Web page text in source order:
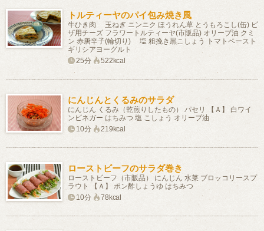
トルティーヤのパイ包み焼き風
牛ひき肉 玉ねぎ ニンニク ほうれん草 とうもろこし(缶) ピ
ザ用チーズ フラワートルティーヤ(市販品) オリーブ油 クミ
ン 赤唐辛子(輪切り) 塩 粗挽き黒こしょう トマトペースト
ギリシアヨーグルト
25分
522kcal
にんじんとくるみのサラダ
にんじん くるみ（乾煎りしたもの） パセリ 【Ａ】 白ワイ
ンビネガー はちみつ 塩 こしょう オリーブ油
10分
219kcal
ローストビーフのサラダ巻き
ローストビーフ（市販品） にんじん 水菜 ブロッコリースプ
ラウト 【Ａ】 ポン酢しょうゆ はちみつ
10分
78kcal